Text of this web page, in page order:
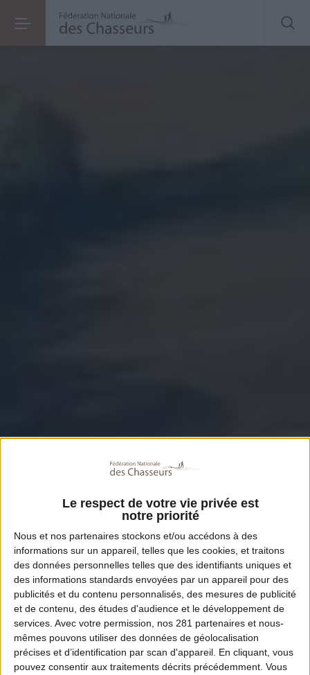
Le respect de votre vie privée est
notre priorité
Nous et nos partenaires stockons et/ou accédons à des
informations sur un appareil, telles que les cookies, et traitons
des données personnelles telles que des identifiants uniques et
des informations standards envoyées par un appareil pour des
publicités et du contenu personnalisés, des mesures de publicité
et de contenu, des études d'audience et le développement de
services. Avec votre permission, nos 281 partenaires et nous-
mêmes pouvons utiliser des données de géolocalisation
précises et d’identification par scan d'appareil. En cliquant, vous
pouvez consentir aux traitements décrits précédemment. Vous